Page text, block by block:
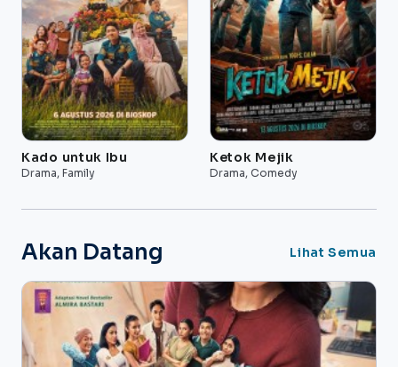
Kado untuk Ibu
Drama, Family
Ketok Mejik
Drama, Comedy
Akan Datang Lihat Semua